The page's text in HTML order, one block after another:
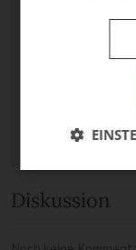
Maximale Dateigröße:
Diskussion